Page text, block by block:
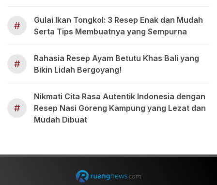
#
Gulai Ikan Tongkol: 3 Resep Enak dan Mudah
Serta Tips Membuatnya yang Sempurna
#
Rahasia Resep Ayam Betutu Khas Bali yang
Bikin Lidah Bergoyang!
#
Nikmati Cita Rasa Autentik Indonesia dengan
Resep Nasi Goreng Kampung yang Lezat dan
Mudah Dibuat